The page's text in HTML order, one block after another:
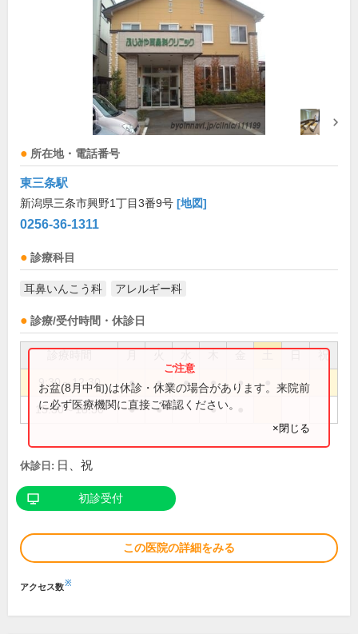
所在地・電話番号
東三条駅
新潟県三条市興野1丁目3番9号 [地図]
0256-36-1311
診療科目
耳鼻いんこう科 アレルギー科
診療/受付時間・休診日
祝
9:30～12:30 ● ● ● ● ●
15:30～18:30 ● ● ●
お盆(8月中旬)は休診・休業の場合があります。来院前
に必ず医療機関に直接ご確認ください。
×閉じる
休診日: 日、祝
初診受付
この医院の詳細をみる
アクセス数※